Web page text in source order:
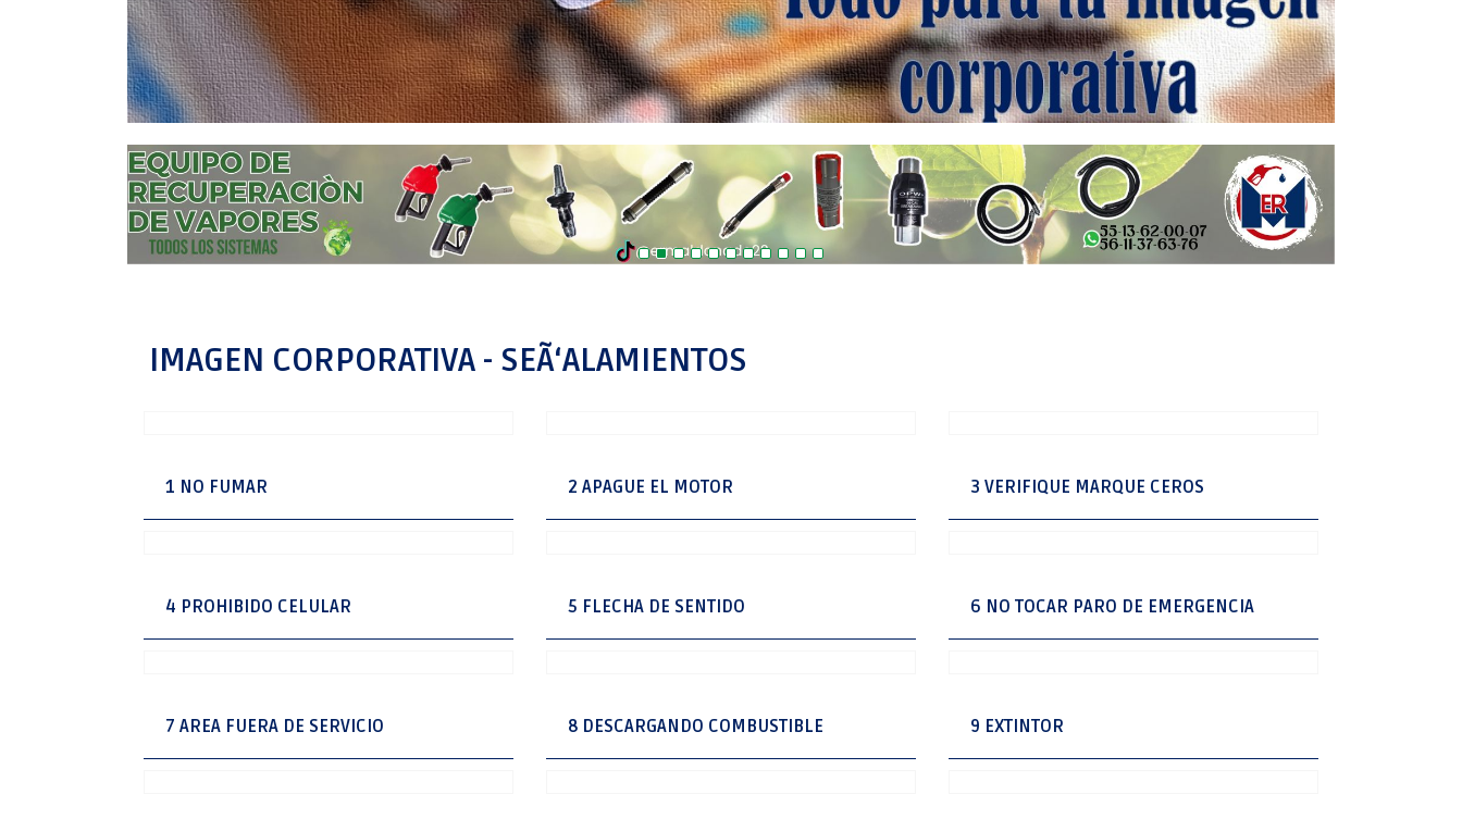
IMAGEN CORPORATIVA - SEÃ‘ALAMIENTOS
1 NO FUMAR 2 APAGUE EL MOTOR 3 VERIFIQUE MARQUE CEROS
4 PROHIBIDO CELULAR 5 FLECHA DE SENTIDO 6 NO TOCAR PARO DE EMERGENCIA
7 AREA FUERA DE SERVICIO 8 DESCARGANDO COMBUSTIBLE 9 EXTINTOR